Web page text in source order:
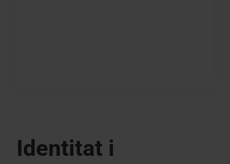
Identitat i